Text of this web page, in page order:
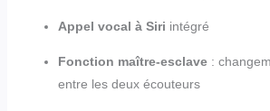
Appel vocal à Siri intégré
Fonction maître-esclave:
entre les deux écouteurs